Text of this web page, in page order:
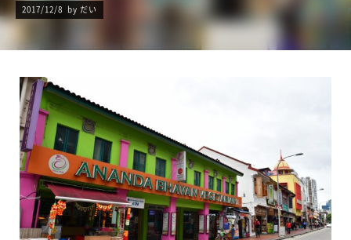
2017/12/8 by だい